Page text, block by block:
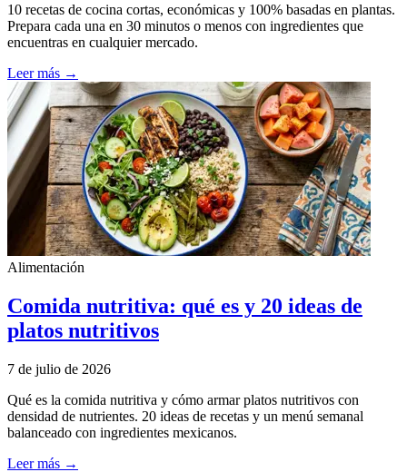
10 recetas de cocina cortas, económicas y 100% basadas en plantas.
Prepara cada una en 30 minutos o menos con ingredientes que
encuentras en cualquier mercado.
Leer más →
Alimentación
Comida nutritiva: qué es y 20 ideas de
platos nutritivos
7 de julio de 2026
Qué es la comida nutritiva y cómo armar platos nutritivos con
densidad de nutrientes. 20 ideas de recetas y un menú semanal
balanceado con ingredientes mexicanos.
Leer más →